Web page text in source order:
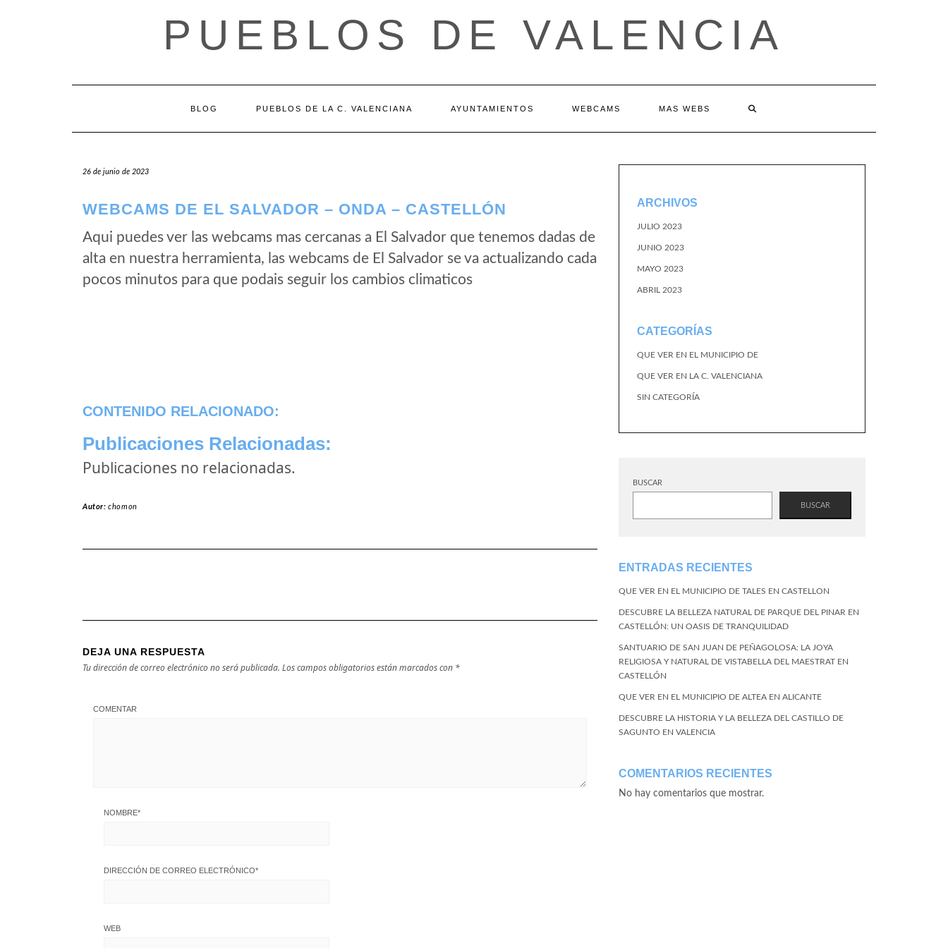
PUEBLOS DE VALENCIA
BLOG PUEBLOS DE LA C. VALENCIANA AYUNTAMIENTOS WEBCAMS MAS WEBS
26 de junio de 2023
WEBCAMS DE EL SALVADOR – ONDA – CASTELLÓN
Aqui puedes ver las webcams mas cercanas a El Salvador que tenemos dadas de
alta en nuestra herramienta, las webcams de El Salvador se va actualizando cada
pocos minutos para que podais seguir los cambios climaticos
CONTENIDO RELACIONADO:
Publicaciones Relacionadas:
Publicaciones no relacionadas.
Autor:chomon
DEJA UNA RESPUESTA
Tu dirección de correo electrónico no será publicada. Los campos obligatorios están marcados con *
COMENTAR
NOMBRE*
DIRECCIÓN DE CORREO ELECTRÓNICO*
WEB
ARCHIVOS
JULIO 2023
JUNIO 2023
MAYO 2023
ABRIL 2023
CATEGORÍAS
QUE VER EN EL MUNICIPIO DE
QUE VER EN LA C. VALENCIANA
SIN CATEGORÍA
BUSCAR
BUSCAR
ENTRADAS RECIENTES
QUE VER EN EL MUNICIPIO DE TALES EN CASTELLON
DESCUBRE LA BELLEZA NATURAL DE PARQUE DEL PINAR EN
CASTELLÓN: UN OASIS DE TRANQUILIDAD
SANTUARIO DE SAN JUAN DE PEÑAGOLOSA: LA JOYA
RELIGIOSA Y NATURAL DE VISTABELLA DEL MAESTRAT EN
CASTELLÓN
QUE VER EN EL MUNICIPIO DE ALTEA EN ALICANTE
DESCUBRE LA HISTORIA Y LA BELLEZA DEL CASTILLO DE
SAGUNTO EN VALENCIA
COMENTARIOS RECIENTES
No hay comentarios que mostrar.